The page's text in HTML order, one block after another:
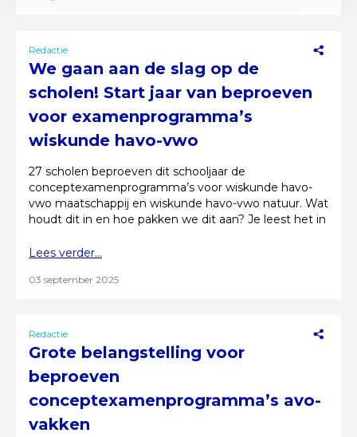
Redactie
We gaan aan de slag op de
scholen! Start jaar van beproeven
voor examenprogramma’s
wiskunde havo-vwo
27 scholen beproeven dit schooljaar de
conceptexamenprogramma’s voor wiskunde havo-
vwo maatschappij en wiskunde havo-vwo natuur. Wat
houdt dit in en hoe pakken we dit aan? Je leest het in
Lees verder...
03 september 2025
Redactie
Grote belangstelling voor
beproeven
conceptexamenprogramma’s avo-
vakken